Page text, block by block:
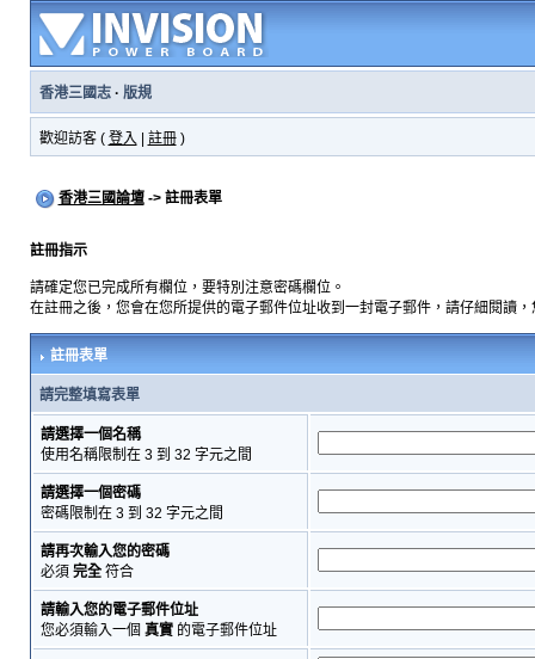
香港三國志· 版規
歡迎訪客 ( 登入 註冊)
香港三國論壇-> 註冊表單
註冊指示
請確定您已完成所有欄位，要特別注意密碼欄位。
在註冊之後，您會在您所提供的電子郵件位址收到一封電子郵件，請仔細閱讀
註冊表單
請完整填寫表單
請選擇一個名稱
使用名稱限制在 3 到 32 字元之間
請選擇一個密碼
密碼限制在 3 到 32 字元之間
請再次輸入您的密碼
必須 完全符合
請輸入您的電子郵件位址
您必須輸入一個 真實的電子郵件位址